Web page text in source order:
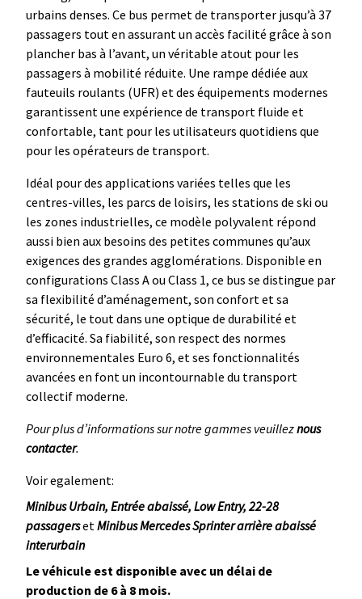
urbains denses. Ce bus permet de transporter jusqu’à 37
passagers tout en assurant un accès facilité grâce à son
plancher bas à l’avant, un véritable atout pour les
passagers à mobilité réduite. Une rampe dédiée aux
fauteuils roulants (UFR) et des équipements modernes
garantissent une expérience de transport fluide et
confortable, tant pour les utilisateurs quotidiens que
pour les opérateurs de transport.
Idéal pour des applications variées telles que les
centres-villes, les parcs de loisirs, les stations de ski ou
les zones industrielles, ce modèle polyvalent répond
aussi bien aux besoins des petites communes qu’aux
exigences des grandes agglomérations. Disponible en
configurations Class A ou Class 1, ce bus se distingue par
sa flexibilité d’aménagement, son confort et sa
sécurité, le tout dans une optique de durabilité et
d’efficacité. Sa fiabilité, son respect des normes
environnementales Euro 6, et ses fonctionnalités
avancées en font un incontournable du transport
collectif moderne.
Pour plus d’informations sur notre gammes veuilleznous
contacter.
Voir egalement:
Minibus Urbain, Entrée abaissé, Low Entry, 22-28
passagersetMinibus Mercedes Sprinter arrière abaissé
interurbain
Le véhicule est disponible avec un délai de
production de 6 à 8 mois.